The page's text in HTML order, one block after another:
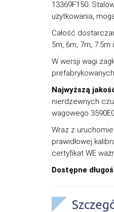
13369F150.
użytkowania,
Całość
5m, 6m, 7m,
W wersji wagi
Najwyższą
nierdzewnych
wagowego
Wraz z
prawidłowej
certyfikat WE
Dostępne